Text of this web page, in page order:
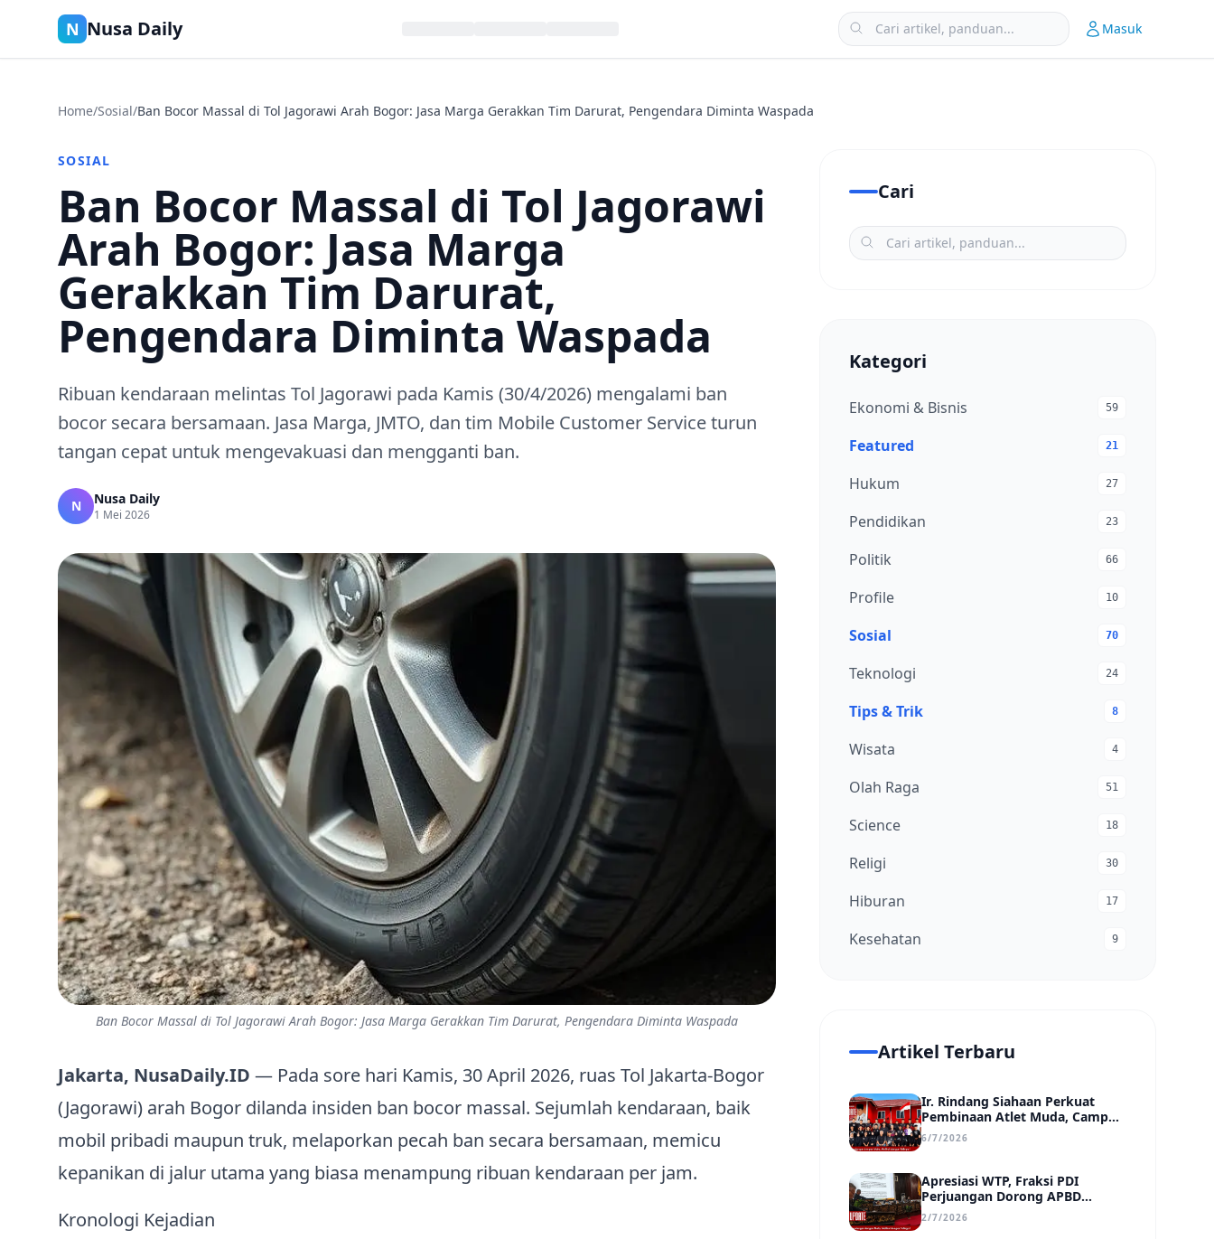
N Nusa Daily Masuk
Home/Sosial/Ban Bocor Massal di Tol Jagorawi Arah Bogor: Jasa Marga Gerakkan Tim Darurat, Pengendara Diminta Waspada
SOSIAL
Ban Bocor Massal di Tol Jagorawi
Arah Bogor: Jasa Marga
Gerakkan Tim Darurat,
Pengendara Diminta Waspada
Ribuan kendaraan melintas Tol Jagorawi pada Kamis (30/4/2026) mengalami ban
bocor secara bersamaan. Jasa Marga, JMTO, dan tim Mobile Customer Service turun
tangan cepat untuk mengevakuasi dan mengganti ban.
N Nusa Daily
1 Mei 2026
Ban Bocor Massal di Tol Jagorawi Arah Bogor: Jasa Marga Gerakkan Tim Darurat, Pengendara Diminta Waspada
Jakarta, NusaDaily.ID — Pada sore hari Kamis, 30 April 2026, ruas Tol Jakarta‑Bogor
(Jagorawi) arah Bogor dilanda insiden ban bocor massal. Sejumlah kendaraan, baik
mobil pribadi maupun truk, melaporkan pecah ban secara bersamaan, memicu
kepanikan di jalur utama yang biasa menampung ribuan kendaraan per jam.
Kronologi Kejadian
Cari
Kategori
Ekonomi & Bisnis 59
Featured 21
Hukum 27
Pendidikan 23
Politik 66
Profile 10
Sosial 70
Teknologi 24
Tips & Trik 8
Wisata 4
Olah Raga 51
Science 18
Religi 30
Hiburan 17
Kesehatan 9
Artikel Terbaru
Ir. Rindang Siahaan Perkuat
Pembinaan Atlet Muda, Camp
MSC Siapkan Generasi Juara
Hadapi Kejuaraan Regional
6/7/2026
Apresiasi WTP, Fraksi PDI
Perjuangan Dorong APBD
Kabupaten Bungo Lebih Efektif,
Transparan, dan Berdampak
2/7/2026